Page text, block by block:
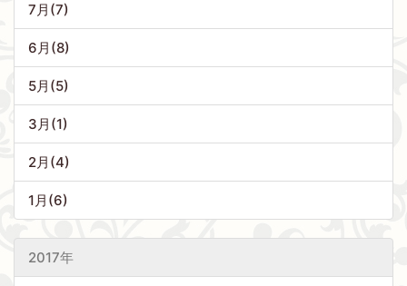
7月(7)
6月(8)
5月(5)
3月(1)
2月(4)
1月(6)
2017年